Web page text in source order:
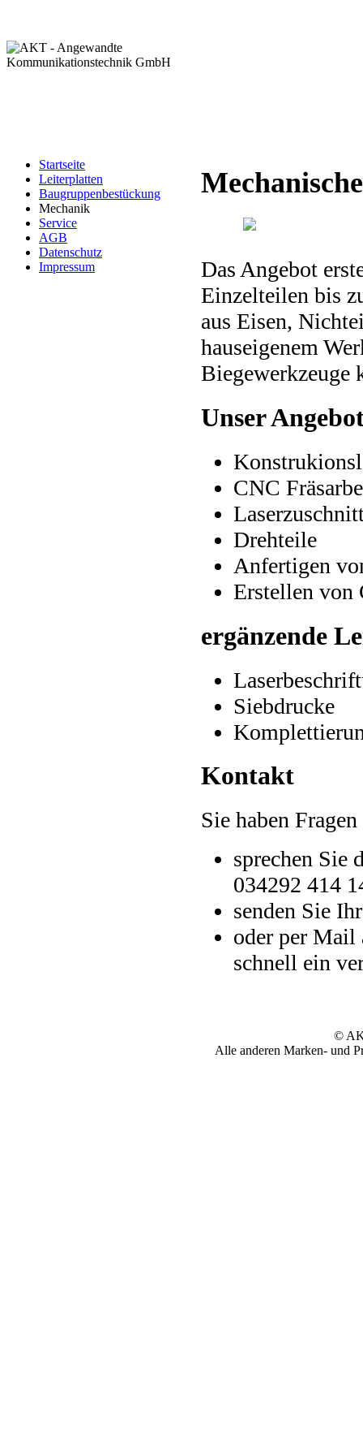
Startseite
Leiterplatten
Baugruppenbestückung
Mechanik
Service
AGB
Datenschutz
Impressum
Das Angebot
Einzelteilen bis
aus Eisen,
hauseigenem
Biegewerkzeuge
Unser
CNC
Drehteile
Anfertigen
Erstellen von
ergänzende
Siebdrucke
Kontakt
Sie haben
sprechen Sie
034292 414
senden Sie
oder per
schnell ein
©
Alle anderen Marken- und